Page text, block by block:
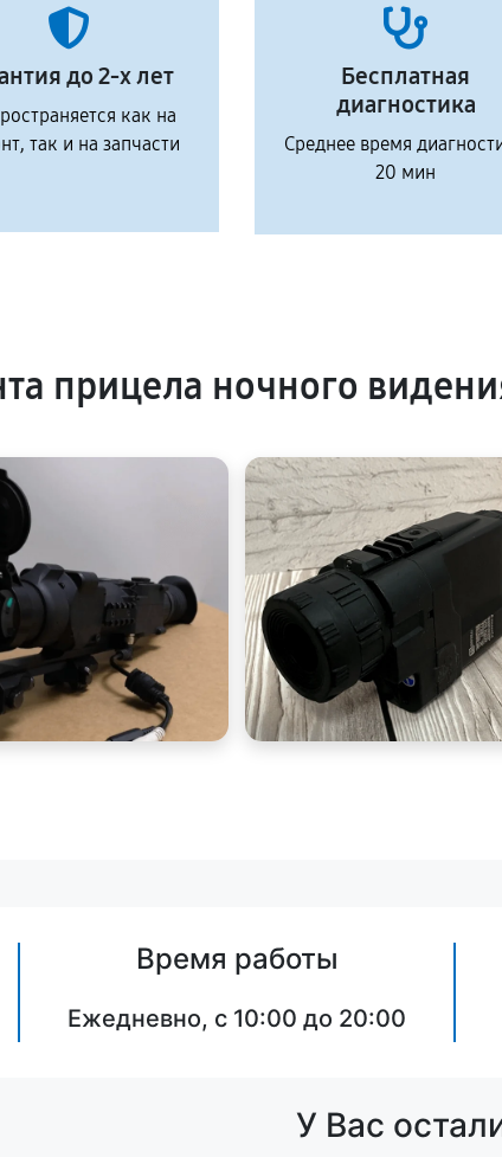
до 2-х лет
как на
так и на запчасти
Бесплатная
диагностика
Среднее время
20 мин
прицела ночного
Время работы
Ежедневно, с 10:00 до 20:00
У Вас